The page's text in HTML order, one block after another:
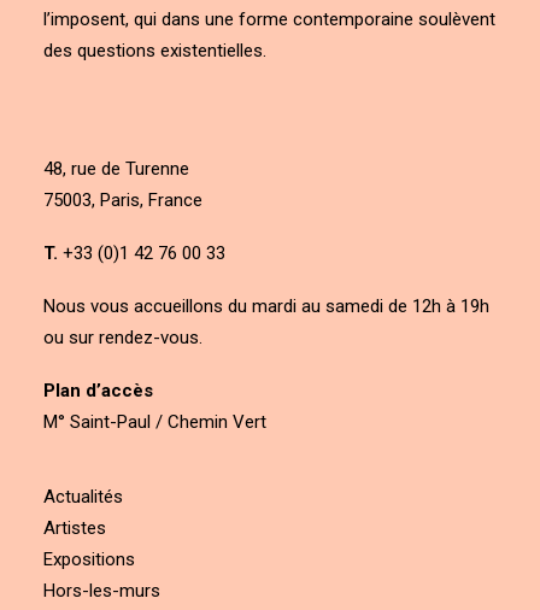
l’imposent, qui dans une forme contemporaine soulèvent
des questions existentielles.
48, rue de Turenne
75003, Paris, France
T. +33 (0)1 42 76 00 33
Nous vous accueillons du mardi au samedi de 12h à 19h
ou sur rendez-vous.
Plan d’accès
M° Saint-Paul / Chemin Vert
Actualités
Artistes
Expositions
Hors-les-murs